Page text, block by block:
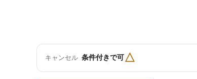
キャンセル 条件付きで可△